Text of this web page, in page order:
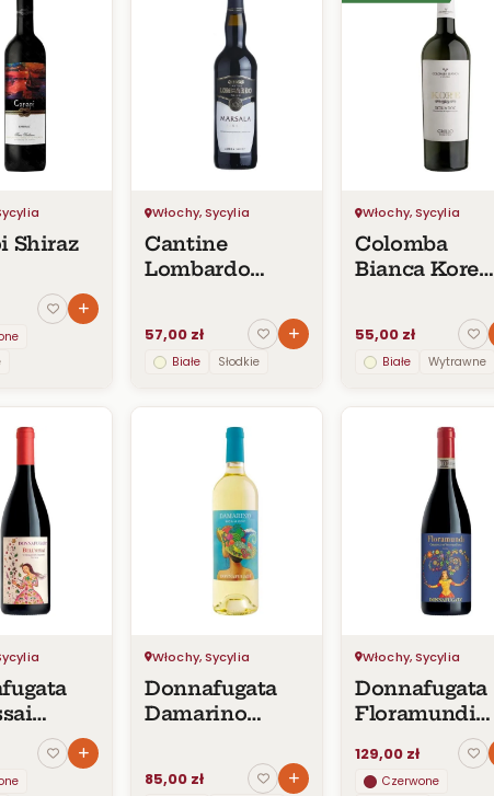
Shiraz
Włochy, Sycylia
Cantine
Lombardo
Sweet
57,00 zł
Białe Słodkie
Włochy, Sycylia
Colomba
Bianca Kore
55,00 zł
Białe Wytrawne
Włochy, Sycylia
Donnafugata
Damarino
85,00 zł
Włochy, Sycylia
Donnafugata
Floramundi
Cerasuolo di
Vittoria
129,00 zł
Czerwone